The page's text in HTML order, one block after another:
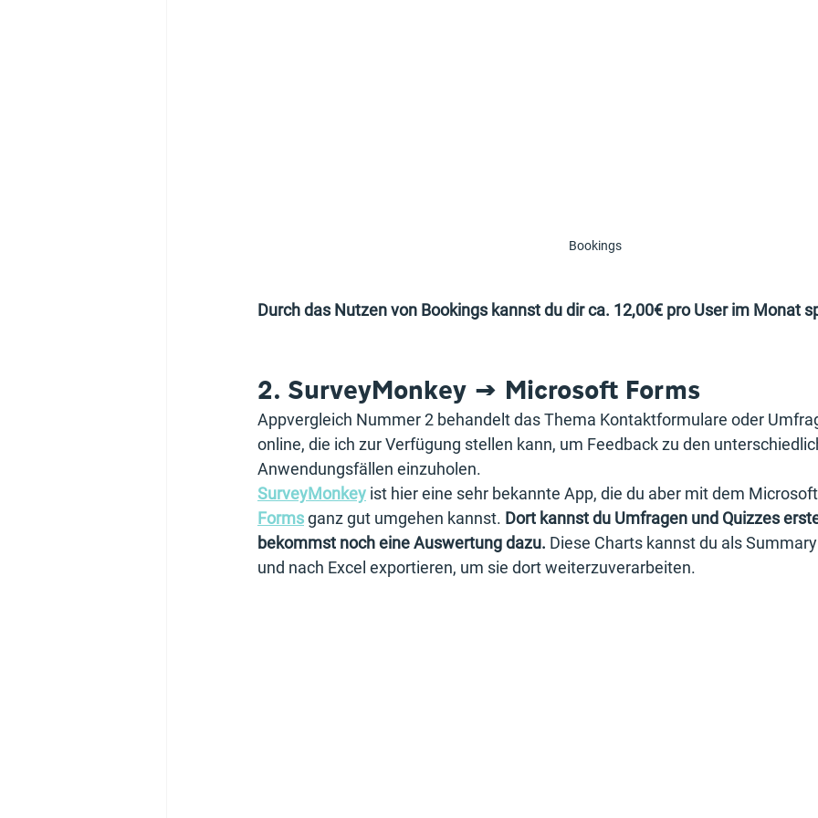
Bookings
Durch das Nutzen von Bookings kannst du dir ca. 12,00€ pro User im Monat
2. SurveyMonkey → Microsoft Forms
Appvergleich Nummer 2 behandelt das Thema Kontaktformulare oder
online, die ich zur Verfügung stellen kann, um Feedback zu den
Anwendungsfällen einzuholen.
SurveyMonkey ist hier eine sehr bekannte App, die du aber mit dem
Forms ganz gut umgehen kannst. Dort kannst du Umfragen und Quizzes
bekommst noch eine Auswertung dazu. Diese Charts kannst du als
und nach Excel exportieren, um sie dort weiterzuverarbeiten.